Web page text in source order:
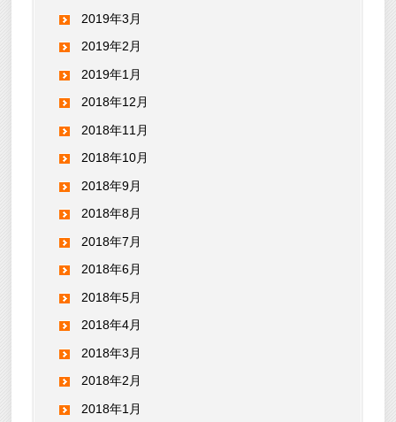
2019年3月
2019年2月
2019年1月
2018年12月
2018年11月
2018年10月
2018年9月
2018年8月
2018年7月
2018年6月
2018年5月
2018年4月
2018年3月
2018年2月
2018年1月